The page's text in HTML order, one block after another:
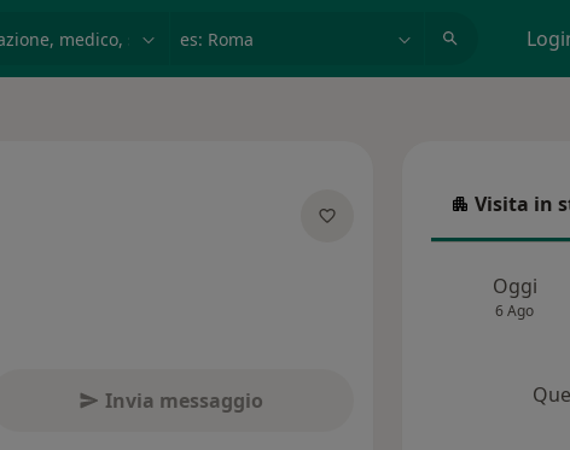
Invia messaggio
Visita in
Visita in
Oggi
6 Ago